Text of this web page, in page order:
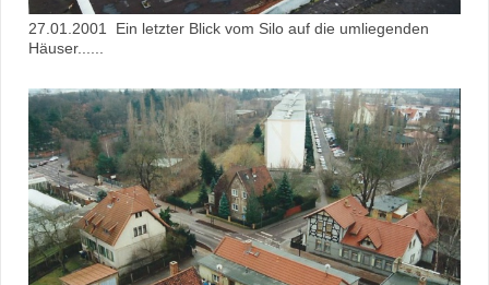
27.01.2001 Ein letzter Blick vom Silo auf die umliegenden
Häuser......